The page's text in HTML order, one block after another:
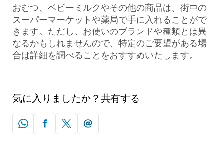
おむつ、ベビーミルクやその他の商品は、街中の
スーパーマーケットや薬局で手に入れることがで
きます。ただし、お使いのブランドや種類とは異
なるかもしれませんので、特定のご要望がある場
合は詳細を調べることをおすすめいたします。
気に入りましたか？共有する